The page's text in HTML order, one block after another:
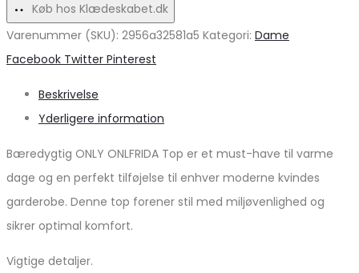
Køb hos Klædeskabet.dk
Varenummer (SKU): 2956a32581a5 Kategori: Dame
Share
Facebook Twitter Pinterest
Beskrivelse
Yderligere information
Bæredygtig ONLY ONLFRIDA Top er et must-have til varme
dage og en perfekt tilføjelse til enhver moderne kvindes
garderobe. Denne top forener stil med miljøvenlighed og
sikrer optimal komfort.
Vigtige detaljer.